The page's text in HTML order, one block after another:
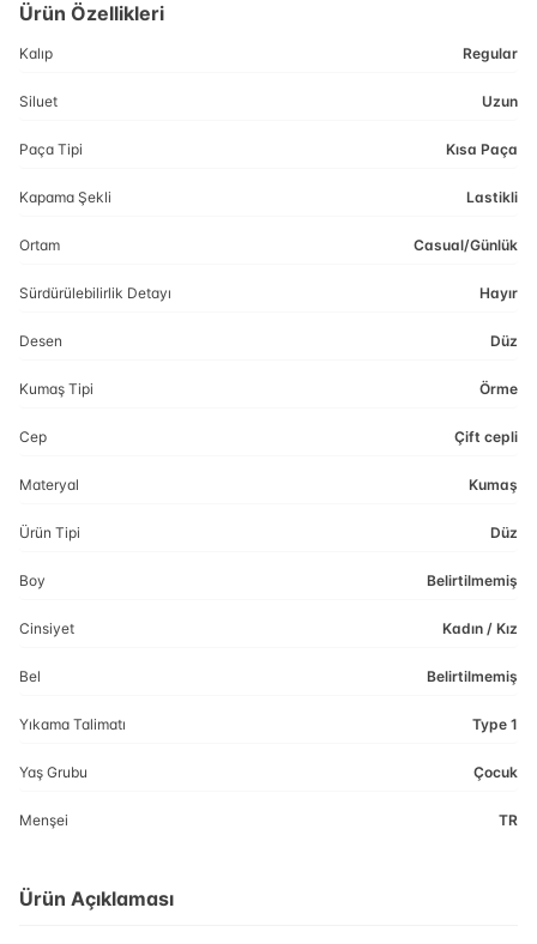
Ürün Özellikleri
Kalıp Regular
Siluet Uzun
Paça Tipi Kısa Paça
Kapama Şekli Lastikli
Ortam Casual/Günlük
Sürdürülebilirlik Detayı Hayır
Desen Düz
Kumaş Tipi Örme
Cep Çift cepli
Materyal Kumaş
Ürün Tipi Düz
Boy Belirtilmemiş
Cinsiyet Kadın / Kız
Bel Belirtilmemiş
Yıkama Talimatı Type 1
Yaş Grubu Çocuk
Menşei TR
Ürün Açıklaması